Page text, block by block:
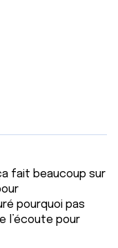
fait beaucoup sur
pourquoi pas
l’écoute pour